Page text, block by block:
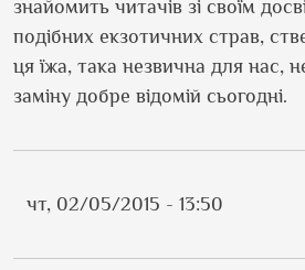
знайомить читачів зі своїм
подібних екзотичних страв,
ця їжа, така незвична для нас,
заміну добре відомій сьогодні.
чт, 02/05/2015 - 13:50